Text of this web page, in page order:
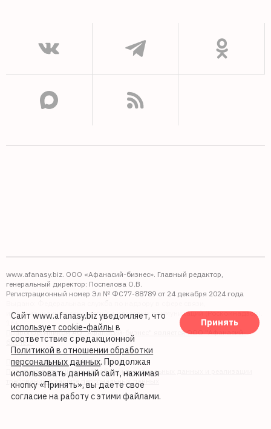
www.afanasy.biz. ООО «Афанасий-бизнес». Главный редактор,
генеральный директор: Поспелова О.В.
Регистрационный номер Эл № ФС77-88789 от 24 декабря 2024 года
Выдано: Федеральная служба по надзору в сфере связи,
информационных технологий и массовых коммуникаций (Роскомнадзор).
Правопреемником АО "Афанасий-бизнес" является ООО "Афанасий-
бизнес"
Политика обработки файлов cookie
Политика в отношении обработки персональных данных и реализации
требований к защите персональных данных
Сайт www.afanasy.biz уведомляет, что
использует cookie-файлы в
соответствие с редакционной
Политикой в отношении обработки
персональных данных. Продолжая
использовать данный сайт, нажимая
кнопку «Принять», вы даете свое
согласие на работу с этими файлами.
Принять